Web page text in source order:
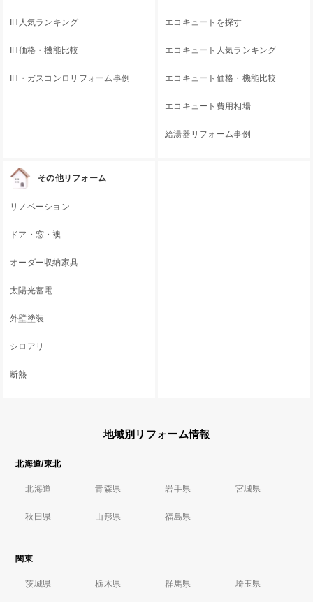
IH人気ランキング
IH価格・機能比較
IH・ガスコンロリフォーム事例
エコキュートを探す
エコキュート人気ランキング
エコキュート価格・機能比較
エコキュート費用相場
給湯器リフォーム事例
その他リフォーム
リノベーション
ドア・窓・襖
オーダー収納家具
太陽光蓄電
外壁塗装
シロアリ
断熱
地域別リフォーム情報
北海道/東北
北海道 青森県 岩手県 宮城県
秋田県 山形県 福島県
関東
茨城県 栃木県 群馬県 埼玉県